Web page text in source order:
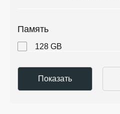
Память
128 GB